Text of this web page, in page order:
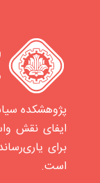
پژوهشکده
ایفای نقش
برای
است.